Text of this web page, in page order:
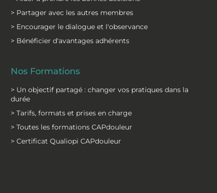
> Partager avec les autres membres
> Encourager le dialogue et l'observance
> Bénéficier d'avantages adhérents
Nos Formations
> Un objectif partagé : changer vos pratiques dans la
durée
> Tarifs, formats et prises en charge
> Toutes les formations CAPdouleur
> Certificat Qualiopi CAPdouleur